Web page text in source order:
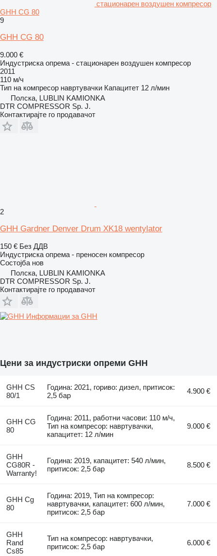
стационарен воздушен компресор
GHH CG 80
9
GHH CG 80
9.000 €
Индустриска опрема - стационарен воздушен компресор
2011
110 м/ч
Тип на компресор навртувачки Капацитет 12 л/мин
Полска, LUBLIN KAMIONKA
DTR COMPRESSOR Sp. J.
Контактирајте го продавачот
2
GHH Gardner Denver Drum XK18 wentylator
150 € Без ДДВ
Индустриска опрема - преносен компресор
Состојба нов
Полска, LUBLIN KAMIONKA
DTR COMPRESSOR Sp. J.
Контактирајте го продавачот
Информации за GHH
Цени за индустриски опреми GHH
GHH CS
80/1
Година: 2021, гориво: дизел, притисок:
2,5 бар
4.900 €
GHH CG
80
Година: 2011, работни часови: 110 м/ч,
Тип на компресор: навртувачки,
капацитет: 12 л/мин
9.000 €
GHH
CG80R -
Warranty!
Година: 2019, капацитет: 540 л/мин,
притисок: 2,5 бар
8.500 €
GHH Cg
80
Година: 2019, Тип на компресор:
навртувачки, капацитет: 600 л/мин,
притисок: 2,5 бар
7.000 €
GHH
Rand
Cs85
Тип на компресор: навртувачки,
притисок: 2,5 бар
6.000 €